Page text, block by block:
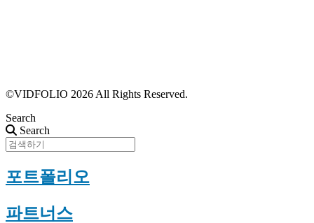
©VIDFOLIO 2026 All Rights Reserved.
Search
Search
포트폴리오
파트너스